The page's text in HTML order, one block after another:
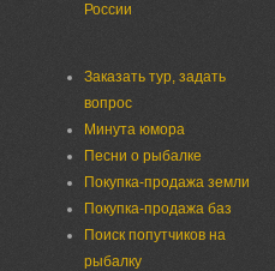
России
Заказать тур, задать
вопрос
Минута юмора
Песни о рыбалке
Покупка-продажа земли
Покупка-продажа баз
Поиск попутчиков на
рыбалку